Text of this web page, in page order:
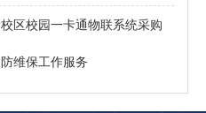
区校园一卡通物联系统采购
维保工作服务